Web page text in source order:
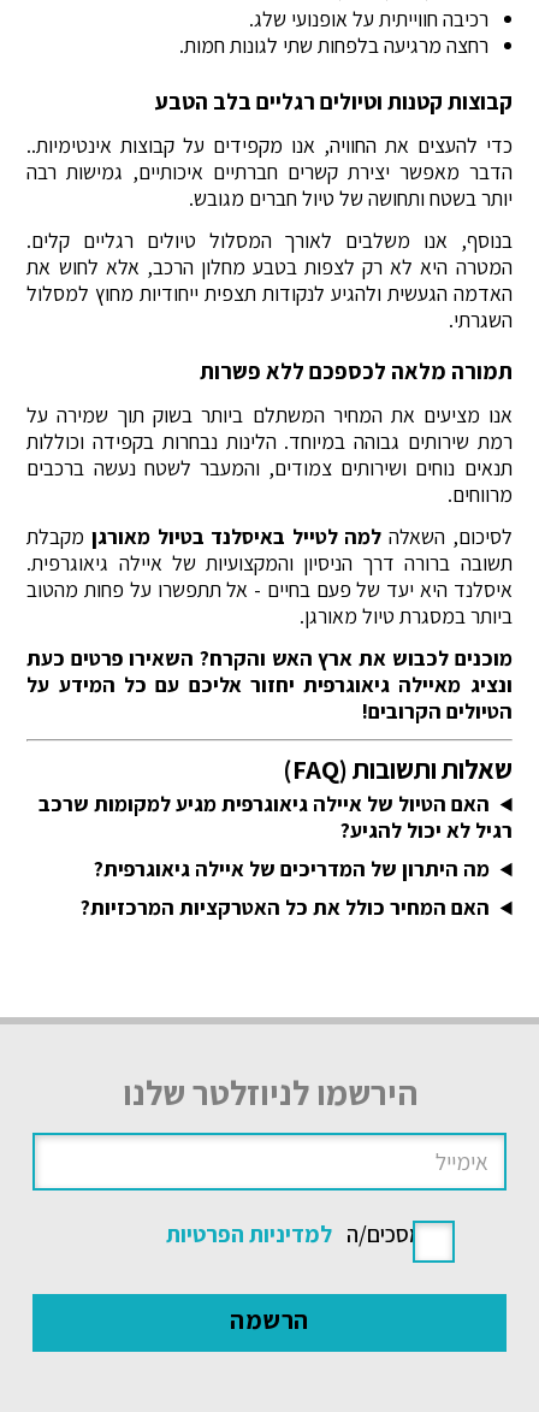
רכיבה חווייתית על אופנועי שלג.
רחצה מרגיעה בלפחות שתי לגונות חמות.
קבוצות קטנות וטיולים רגליים בלב הטבע
כדי להעצים את החוויה, אנו מקפידים על קבוצות אינטימיות..
הדבר מאפשר יצירת קשרים חברתיים איכותיים, גמישות רבה
יותר בשטח ותחושה של טיול חברים מגובש.
בנוסף, אנו משלבים לאורך המסלול טיולים רגליים קלים.
המטרה היא לא רק לצפות בטבע מחלון הרכב, אלא לחוש את
האדמה הגעשית ולהגיע לנקודות תצפית ייחודיות מחוץ למסלול
השגרתי.
תמורה מלאה לכספכם ללא פשרות
אנו מציעים את המחיר המשתלם ביותר בשוק תוך שמירה על
רמת שירותים גבוהה במיוחד. הלינות נבחרות בקפידה וכוללות
תנאים נוחים ושירותים צמודים, והמעבר לשטח נעשה ברכבים
מרווחים.
לסיכום, השאלה למה לטייל באיסלנד בטיול מאורגן מקבלת
תשובה ברורה דרך הניסיון והמקצועיות של איילה גיאוגרפית.
איסלנד היא יעד של פעם בחיים - אל תתפשרו על פחות מהטוב
ביותר במסגרת טיול מאורגן.
מוכנים לכבוש את ארץ האש והקרח? השאירו פרטים כעת
ונציג מאיילה גיאוגרפית יחזור אליכם עם כל המידע על
הטיולים הקרובים!
שאלות ותשובות (FAQ)
האם הטיול של איילה גיאוגרפית מגיע למקומות שרכב
רגיל לא יכול להגיע?
מה היתרון של המדריכים של איילה גיאוגרפית?
האם המחיר כולל את כל האטרקציות המרכזיות?
הירשמו לניוזלטר שלנו
אני מסכים/ה למדיניות הפרטיות